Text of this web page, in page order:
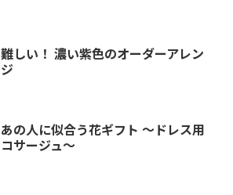
難しい！ 濃い紫色のオーダーアレン
ジ
あの人に似合う花ギフト ～ドレス用
コサージュ～